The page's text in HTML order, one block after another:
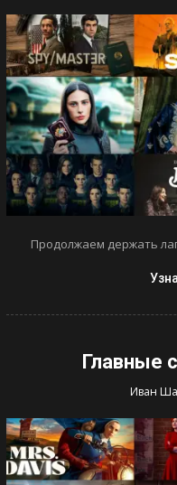
Продолжаем держать
Главные
Иван